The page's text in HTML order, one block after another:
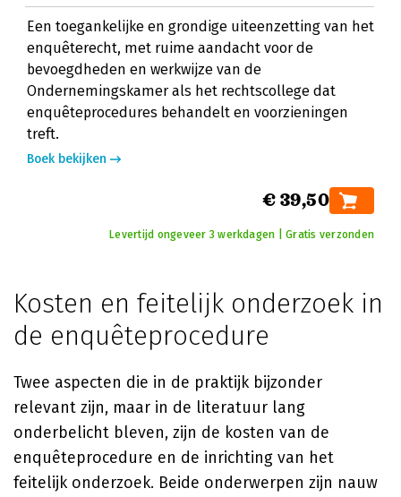
Een toegankelijke en grondige uiteenzetting van het
enquêterecht, met ruime aandacht voor de
bevoegdheden en werkwijze van de
Ondernemingskamer als het rechtscollege dat
enquêteprocedures behandelt en voorzieningen
treft.
Boek bekijken
€ 39,50
Levertijd ongeveer 3 werkdagen | Gratis verzonden
Kosten en feitelijk onderzoek in
de enquêteprocedure
Twee aspecten die in de praktijk bijzonder
relevant zijn, maar in de literatuur lang
onderbelicht bleven, zijn de kosten van de
enquêteprocedure en de inrichting van het
feitelijk onderzoek. Beide onderwerpen zijn nauw